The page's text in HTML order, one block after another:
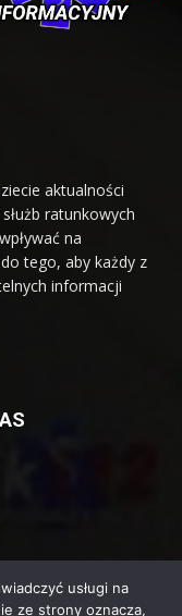
aktualności
ratunkowych
na
tego, aby każdy z
informacji
2025
usługi na
ze strony oznacza,